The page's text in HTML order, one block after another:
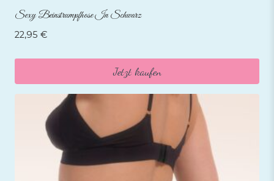
Sexy Beinstrumpfhose In Schwarz
22,95 €
Jetzt kaufen